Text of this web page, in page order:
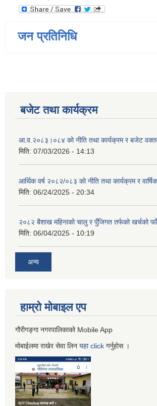
जन प्रतिनिधि
बजेट तथा कार्यक्रम
आ.व.२०८३।०८४ को नीति तथा कार्यक्रम र बजेट
मिति: 07/03/2026 - 14:13
आर्थिक वर्ष २०८२/०८३ को नीति तथा कार्यक्रम र
मिति: 06/24/2025 - 20:34
२०८२ बैशाख महिनाको चालु र पुँजिगत तर्फको खर्चको
मिति: 06/04/2025 - 10:19
अन्य
हाम्रो माेबाइल एप
गौरीगङ्गा नगरपालिकाको Mobile App
मोबाईलमा राखेर सेवा लिन यहाclick गर्नुहाेस ।